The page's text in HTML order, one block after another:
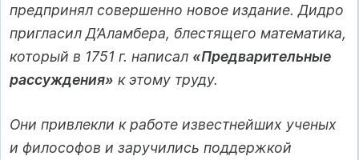
предпринял совершенно новое издание. Дидро
пригласил Д’Аламбера, блестящего математика,
который в 1751 г. написал «Предварительные
рассуждения» к этому труду.
Они привлекли к работе известнейших ученых
и философов и заручились поддержкой